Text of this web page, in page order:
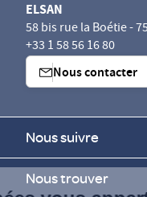
Continuer sans accepter
ELSAN
58 bis rue la Boétie -
+33 1 58 56 16 80
Nous contacter
Nous suivre
Nous trouver